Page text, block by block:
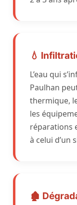
💧
L’eau qui
Paulhan
thermique,
les
réparations
à celui d’un
🏚️